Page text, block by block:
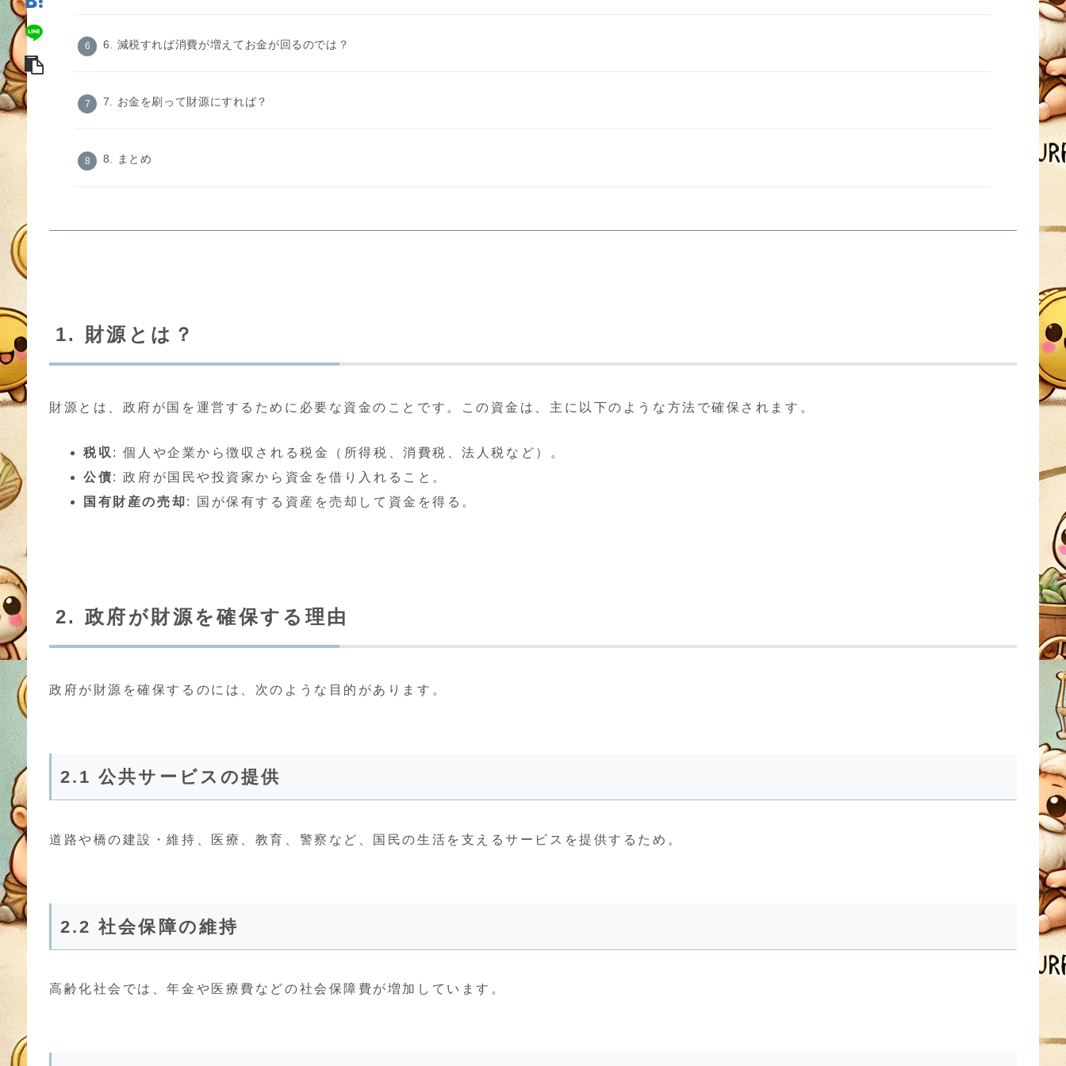
6. 減税すれば消費が増えてお金が回るのでは？
7. お金を刷って財源にすれば？
8. まとめ
1. 財源とは？
財源とは、政府が国を運営するために必要な資金のことです。この資金は、主に以下のような方法で確保されます。
税収 : 個人や企業から徴収される税金（所得税、消費税、法人税など）。
公債: 政府が国民や投資家から資金を借り入れること。
国有財産の売却 : 国が保有する資産を売却して資金を得る。
2. 政府が財源を確保する理由
政府が財源を確保するのには、次のような目的があります。
2.1 公共サービスの提供
道路や橋の建設・維持、医療、教育、警察など、国民の生活を支えるサービスを提供するため。
2.2 社会保障の維持
高齢化社会では、年金や医療費などの社会保障費が増加しています。